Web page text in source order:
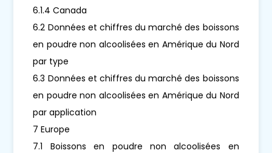
6.1.4 Canada
6.2 Données et chiffres du marché des boissons
en poudre non alcoolisées en Amérique du Nord
par type
6.3 Données et chiffres du marché des boissons
en poudre non alcoolisées en Amérique du Nord
par application
7 Europe
7.1 Boissons en poudre non alcoolisées en